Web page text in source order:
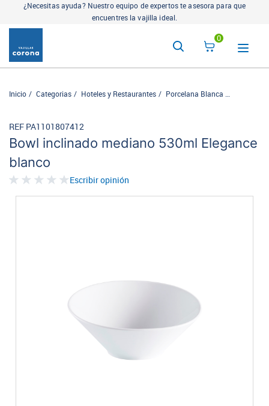
¿Necesitas ayuda? Nuestro equipo de expertos te asesora para que
encuentres la vajilla ideal.
0
Inicio Categorias Hoteles y Restaurantes Porcelana Blanca
Bowl inclinado mediano 530ml Elegance
blanco
REF PA1101807412
Escribir opinión